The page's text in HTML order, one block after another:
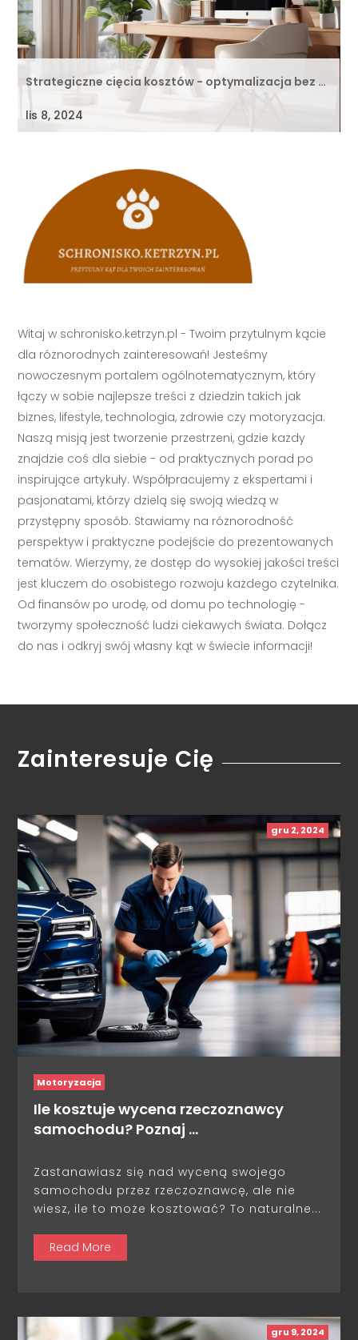
Strategiczne cięcia kosztów - optymalizacja bez …
lis 8, 2024
Witaj w schronisko.ketrzyn.pl - Twoim przytulnym kącie
dla różnorodnych zainteresowań! Jesteśmy
nowoczesnym portalem ogólnotematycznym, który
łączy w sobie najlepsze treści z dziedzin takich jak
biznes, lifestyle, technologia, zdrowie czy motoryzacja.
Naszą misją jest tworzenie przestrzeni, gdzie każdy
znajdzie coś dla siebie - od praktycznych porad po
inspirujące artykuły. Współpracujemy z ekspertami i
pasjonatami, którzy dzielą się swoją wiedzą w
przystępny sposób. Stawiamy na różnorodność
perspektyw i praktyczne podejście do prezentowanych
tematów. Wierzymy, że dostęp do wysokiej jakości treści
jest kluczem do osobistego rozwoju każdego czytelnika.
Od finansów po urodę, od domu po technologię -
tworzymy społeczność ludzi ciekawych świata. Dołącz
do nas i odkryj swój własny kąt w świecie informacji!
Zainteresuje Cię
gru 2, 2024
Motoryzacja
Ile kosztuje wycena rzeczoznawcy
samochodu? Poznaj …
Zastanawiasz się nad wyceną swojego
samochodu przez rzeczoznawcę, ale nie
wiesz, ile to może kosztować? To naturalne...
Read More
gru 9, 2024